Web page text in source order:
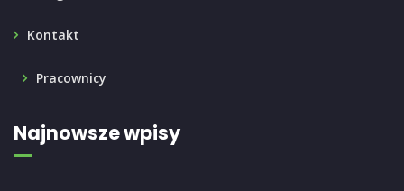
Kontakt
Pracownicy
Najnowsze wpisy